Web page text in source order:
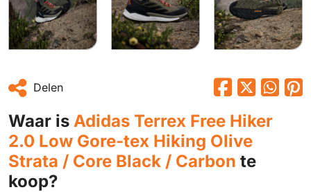
Delen
Waar is Adidas Terrex Free Hiker
2.0 Low Gore-tex Hiking Olive
Strata / Core Black / Carbon te
koop?